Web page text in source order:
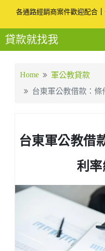
to
content
各通路經銷商案件歡迎配合
貸款就找我
Home
軍公教貸款
台東軍公教借款：
台東軍公教借
利